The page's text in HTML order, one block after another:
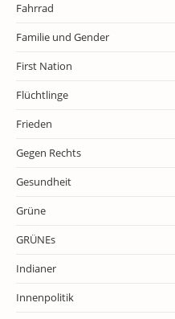
Fahrrad
Familie und Gender
First Nation
Flüchtlinge
Frieden
Gegen Rechts
Gesundheit
Grüne
GRÜNEs
Indianer
Innenpolitik